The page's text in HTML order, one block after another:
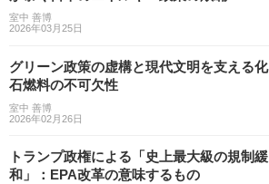
室中 善博
2026年03月25日
グリーン政策の虚構と現代文明を支える化
石燃料の不可欠性
室中 善博
2026年02月26日
トランプ政権による「史上最大級の規制緩
和」：EPA改革の意味するもの